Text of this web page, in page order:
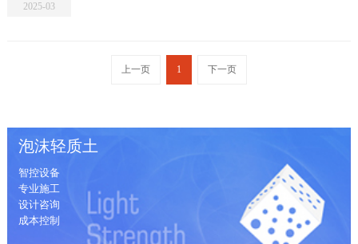
2025-03
上一页 1 下一页
泡沫轻质土
智控设备
专业施工
设计咨询
成本控制